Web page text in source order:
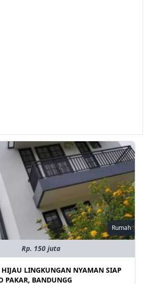
Rumah
Rp. 150 juta
LINGKUNGAN NYAMAN SIAP
PAKAR, BANDUNGG